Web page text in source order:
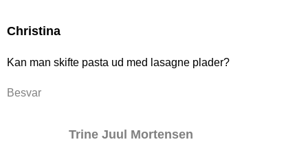
Christina
Kan man skifte pasta ud med lasagne plader?
Besvar
Trine Juul Mortensen